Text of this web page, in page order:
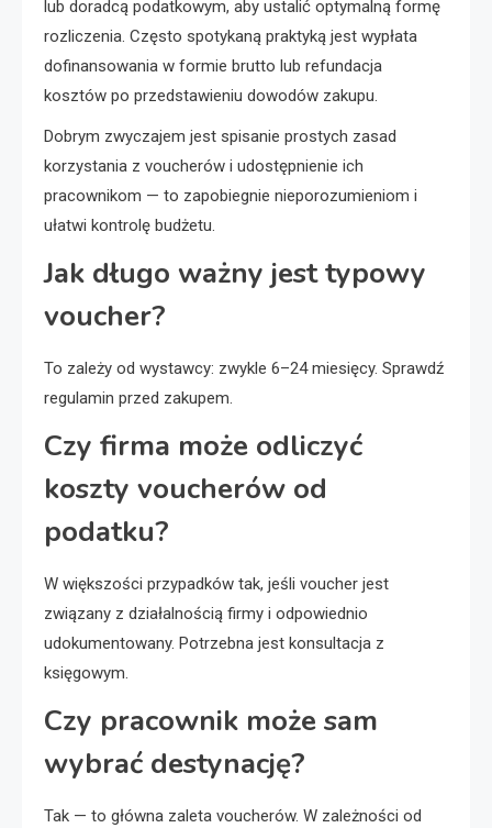
lub doradcą podatkowym, aby ustalić optymalną formę
rozliczenia. Często spotykaną praktyką jest wypłata
dofinansowania w formie brutto lub refundacja
kosztów po przedstawieniu dowodów zakupu.
Dobrym zwyczajem jest spisanie prostych zasad
korzystania z voucherów i udostępnienie ich
pracownikom — to zapobiegnie nieporozumieniom i
ułatwi kontrolę budżetu.
Jak długo ważny jest typowy
voucher?
To zależy od wystawcy: zwykle 6–24 miesięcy. Sprawdź
regulamin przed zakupem.
Czy firma może odliczyć
koszty voucherów od
podatku?
W większości przypadków tak, jeśli voucher jest
związany z działalnością firmy i odpowiednio
udokumentowany. Potrzebna jest konsultacja z
księgowym.
Czy pracownik może sam
wybrać destynację?
Tak — to główna zaleta voucherów. W zależności od